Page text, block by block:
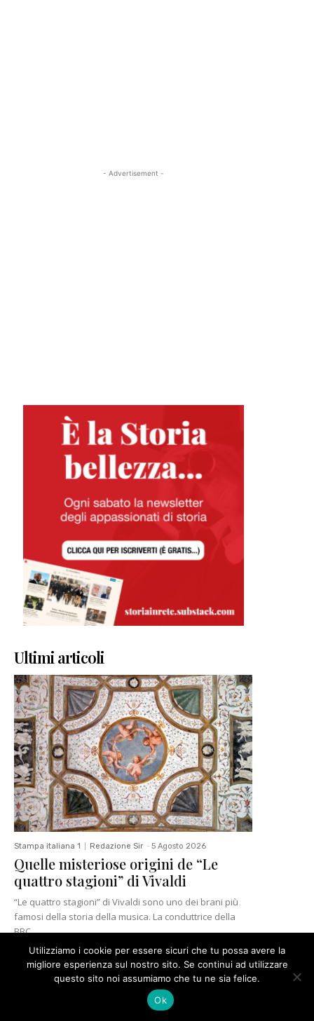
Utilizziamo i cookie per essere sicuri che tu possa avere la
migliore esperienza sul nostro sito. Se continui ad utilizzare
questo sito noi assumiamo che tu ne sia felice.
Ok